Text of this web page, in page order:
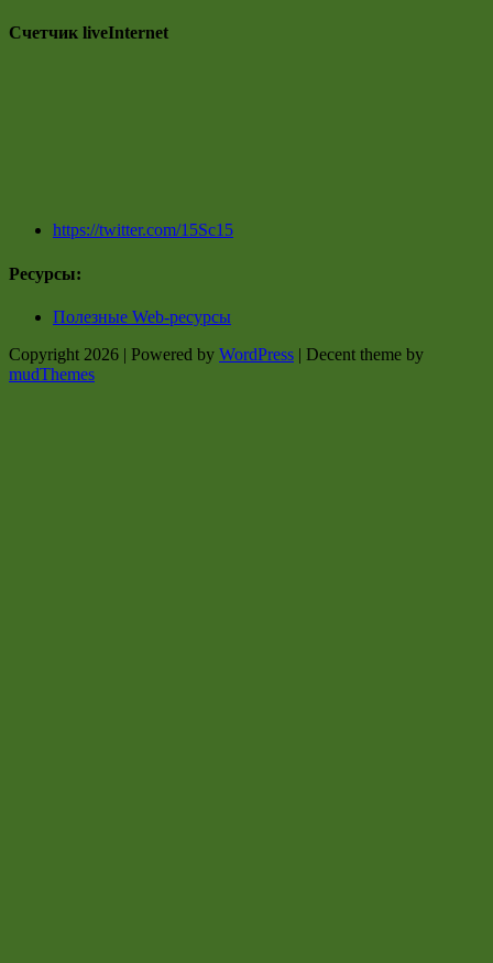
Счетчик liveInternet
https://twitter.com/15Sc15
Ресурсы:
Полезные Web-ресурсы
Copyright 2026 | Powered by WordPress | Decent theme by
mudThemes